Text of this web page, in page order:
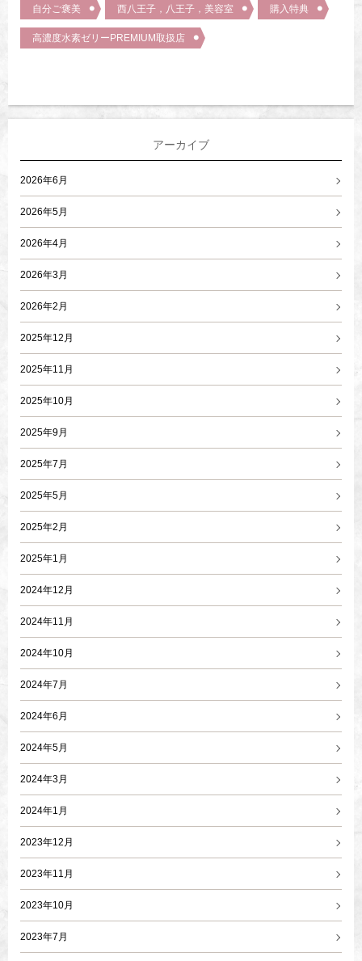
自分ご褒美
西八王子，八王子，美容室 購入特典
高濃度水素ゼリーPREMIUM取扱店
アーカイブ
2026年6月
2026年5月
2026年4月
2026年3月
2026年2月
2025年12月
2025年11月
2025年10月
2025年9月
2025年7月
2025年5月
2025年2月
2025年1月
2024年12月
2024年11月
2024年10月
2024年7月
2024年6月
2024年5月
2024年3月
2024年1月
2023年12月
2023年11月
2023年10月
2023年7月